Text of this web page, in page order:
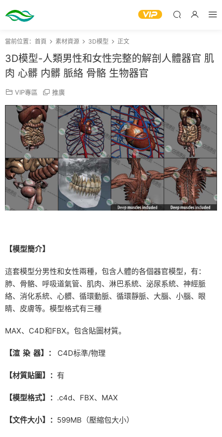
當前位置： 首頁 素材資源 3D模型 正文
3D模型-人類男性和女性完整的解剖人體器官 肌
肉 心髒 内髒 脈絡 骨骼 生物器官
VIP專區 推廣
【模型簡介】
這套模型分男性和女性兩種，包含人體的各個器官模型，有：
肺、骨骼、呼吸道氣管、肌肉、淋巴系統、泌尿系統、神經脈
絡、消化系統、心髒、循環動脈、循環靜脈、大腦、小腦、眼
睛、皮膚等。模型格式有三種
MAX、C4D和FBX。包含貼圖材質。
【渲 染 器】： C4D标準/物理
【材質貼圖】： 有
【模型格式】： .c4d、FBX、MAX
【文件大小】： 599MB（壓縮包大小）